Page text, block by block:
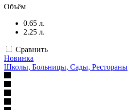
Объём
0.65 л.
2.25 л.
Сравнить
Новинка
Школы, Больницы, Сады, Рестораны